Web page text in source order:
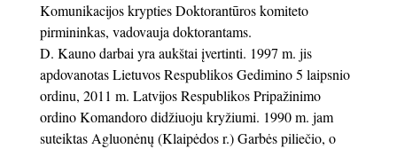
Komunikacijos krypties Doktorantūros komiteto
pirmininkas, vadovauja doktorantams.
D. Kauno darbai yra aukštai įvertinti. 1997 m. jis
apdovanotas Lietuvos Respublikos Gedimino 5 laipsnio
ordinu, 2011 m. Latvijos Respublikos Pripažinimo
ordino Komandoro didžiuoju kryžiumi. 1990 m. jam
suteiktas Agluonėnų (Klaipėdos r.) Garbės piliečio, o